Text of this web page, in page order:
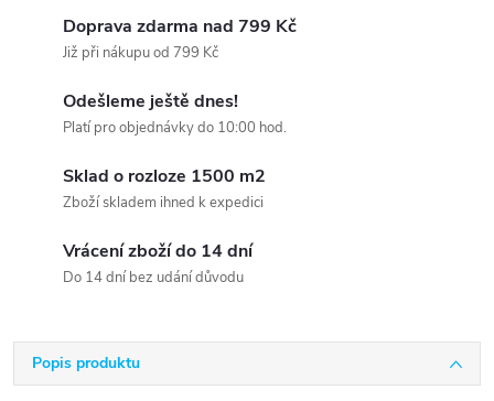
Doprava zdarma nad 799 Kč
Již při nákupu od 799 Kč
Odešleme ještě dnes!
Platí pro objednávky do 10:00 hod.
Sklad o rozloze 1500 m2
Zboží skladem ihned k expedici
Vrácení zboží do 14 dní
Do 14 dní bez udání důvodu
Popis produktu